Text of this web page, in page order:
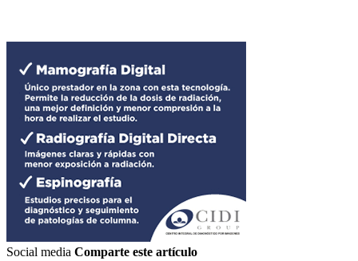
Social media Comparte este artículo